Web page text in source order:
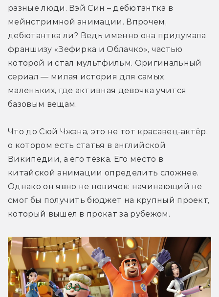
разные люди. Вэй Син – дебютантка в
мейнстримной анимации. Впрочем,
дебютантка ли? Ведь именно она придумала
франшизу «Зефирка и Облачко», частью
которой и стал мультфильм. Оригинальный
сериал — милая история для самых
маленьких, где активная девочка учится
базовым вещам.
Что до Сюй Чжэна, это не тот красавец-актёр,
о котором есть статья в английской
Википедии, а его тёзка. Его место в
китайской анимации определить сложнее.
Однако он явно не новичок: начинающий не
смог бы получить бюджет на крупный проект,
который вышел в прокат за рубежом.